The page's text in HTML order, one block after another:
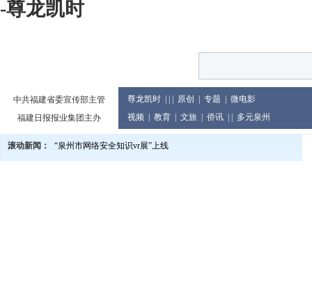
-尊龙凯时
中共福建省委宣传部主管
福建日报报业集团主办
尊龙凯时 原创 专题
微电影
视频
教育 文旅 侨讯 多元泉州
滚动新闻： “泉州市网络安全知识vr展”上线